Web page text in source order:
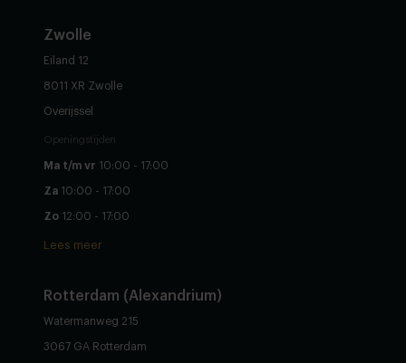
Zwolle
Eiland 12
8011 XR Zwolle
Overijssel
Openingstijden
Ma t/m vr 10:00 - 17:00
Za 10:00 - 17:00
Zo 12:00 - 17:00
Lees meer
Rotterdam (Alexandrium)
Watermanweg 215
3067 GA Rotterdam